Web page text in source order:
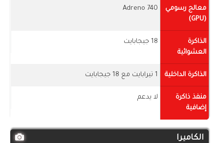
معالج رسومي
(GPU)
Adreno 740
الذاكرة
العشوائية
18 جيجابايت
الذاكرة الداخلية 1 تيرابايت مع 18 جيجابايت
منفذ ذاكرة
إضافية
لا يدعم
الكاميرا